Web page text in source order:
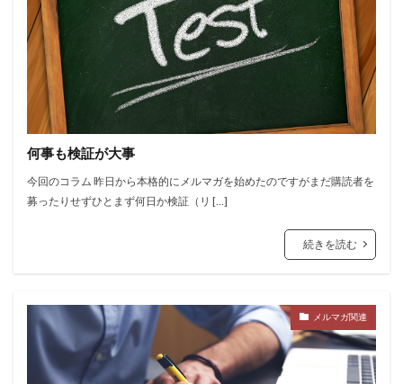
何事も検証が大事
今回のコラム 昨日から本格的にメルマガを始めたのですがまだ購読者を
募ったりせずひとまず何日か検証（リ […]
続きを読む
メルマガ関連